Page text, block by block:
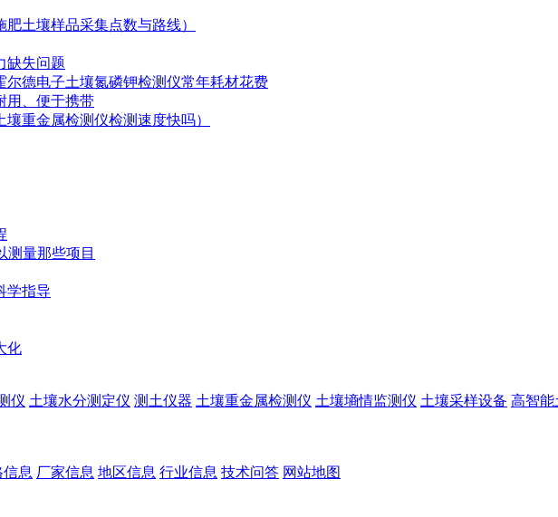
土壤样品采集点数与路线）
缺失问题
德电子土壤氮磷钾检测仪常年耗材花费
用、便于携带
重金属检测仪检测速度快吗）
测量那些项目
学指导
化
仪 土壤水分测定仪 测土仪器 土壤重金属检测仪 土壤墒情监测仪 土壤采样设备 高智能
息 厂家信息 地区信息 行业信息 技术问答 网站地图